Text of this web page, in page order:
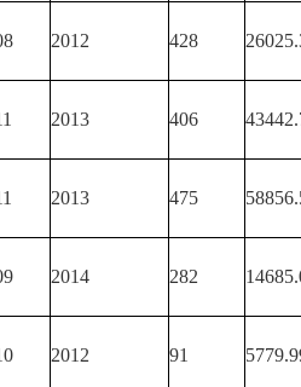
2012 428
2013 406
2013 475
2014 282
2012 91